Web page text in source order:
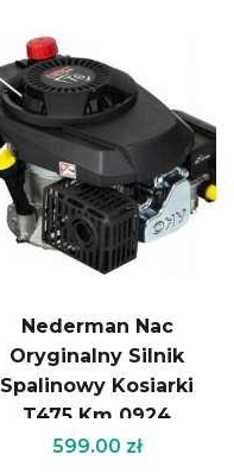
Nederman Nac
Oryginalny Silnik
Spalinowy Kosiarki
T475 Km 0924
599.00 zł